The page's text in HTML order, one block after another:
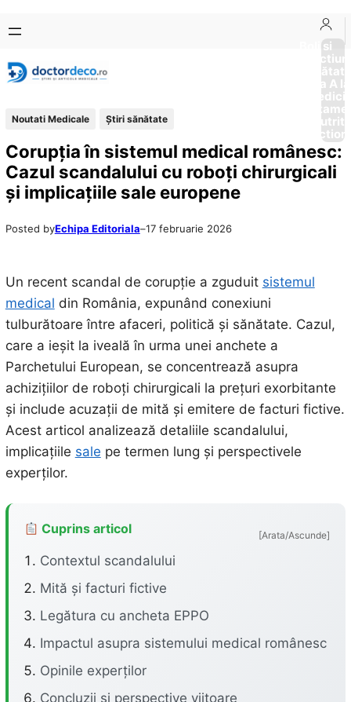
conținut
content
Boli si
Afectiuni
Sănătate
de la A
Noutati Medicale Ştiri sănătate
Corupția în sistemul medical românesc:
Cazul scandalului cu roboți chirurgicali
și implicațiile sale europene
Posted byEchipa Editoriala–17 februarie 2026
Un recent scandal de corupție a zguduit sistemul
medical din România, expunând conexiuni
tulburătoare între afaceri, politică și sănătate. Cazul,
care a ieșit la iveală în urma unei anchete a
Parchetului European, se concentrează asupra
achizițiilor de roboți chirurgicali la prețuri exorbitante
și include acuzații de mită și emitere de facturi fictive.
Acest articol analizează detaliile scandalului,
implicațiile sale pe termen lung și perspectivele
experților.
Cuprins articol [Arata/Ascunde]
Contextul scandalului
Mită și facturi fictive
Legătura cu ancheta EPPO
Impactul asupra sistemului medical românesc
Opinile experților
Concluzii și perspective viitoare